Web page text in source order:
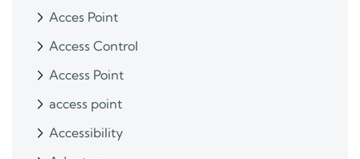
Acces Point
Access Control
Access Point
access point
Accessibility